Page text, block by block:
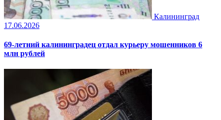
Калининград
17.06.2026
69-летний калининградец отдал курьеру мошенников 6
млн рублей